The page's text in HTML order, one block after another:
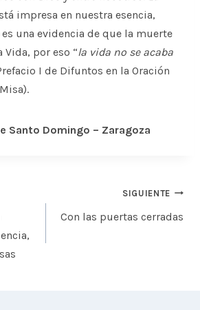
impresa en nuestra esencia,
una evidencia de que la muerte
por eso “la vida no se acaba
I de Difuntos en la Oración
Santo Domingo – Zaragoza
SIGUIENTE
Con las puertas cerradas